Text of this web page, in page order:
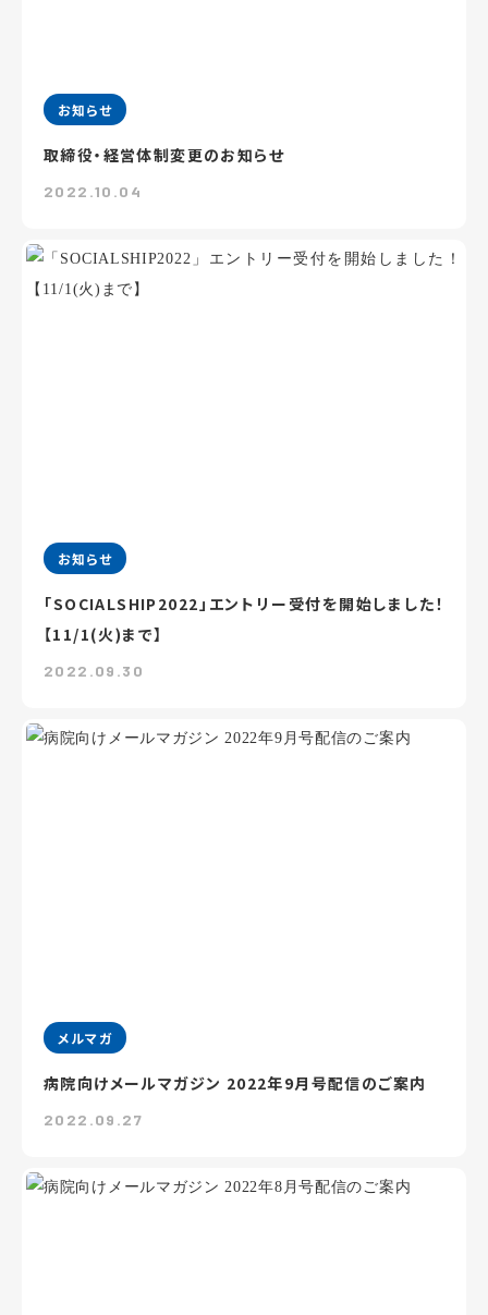
お知らせ
取締役・経営体制変更のお知らせ
2022.10.04
お知らせ
「SOCIALSHIP2022」エントリー受付を開始しました！
【11/1(火)まで】
2022.09.30
メルマガ
病院向けメールマガジン 2022年9月号配信のご案内
2022.09.27